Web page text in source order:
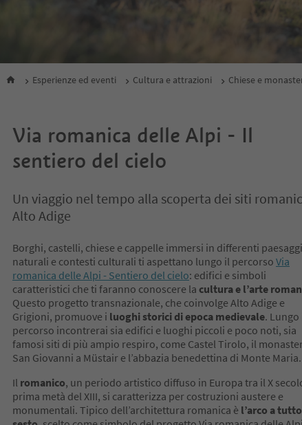
Esperienze ed eventi Cultura e attrazioni Chiese e
Via romanica delle Alpi - Il
sentiero del cielo
Un viaggio nel tempo alla scoperta dei siti
Alto Adige
Borghi, castelli, chiese e cappelle immersi in differenti paesaggi
naturali e contesti culturali ti aspettano lungo il percorso Via
romanica delle Alpi - Sentiero del cielo: edifici e simboli
caratteristici che ti faranno conoscere la cultura e l’arte
Questo progetto transnazionale, che coinvolge Alto Adige e
Grigioni, promuove i luoghi storici di epoca medievale. Lungo
percorso incontrerai sia edifici e luoghi piccoli e poco noti, sia
famosi siti di più ampio respiro, come Castel Tirolo, il
San Giovanni a Müstair e l’abbazia benedettina di Monte Maria.
Il romanico, un periodo artistico diffuso in Europa tra il X
prima metà del XIII, si caratterizza per costruzioni austere e
monumentali. Tipico dell’architettura romanica è l’arco a tutto